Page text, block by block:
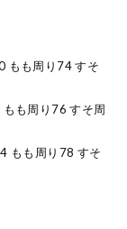
もも周り74 すそ
も周り76 すそ周
もも周り78 すそ